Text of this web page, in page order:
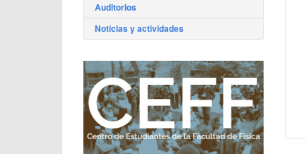
Auditorios
Noticias y actividades